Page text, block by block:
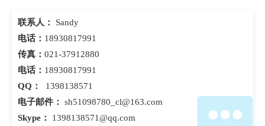
联系人：
Sandy
电话： 18930817991
传真： 021-37912880
电话： 18930817991
QQ： 1398138571
电子邮件： sh51098780_cl@163.com
Skype： 1398138571@qq.com